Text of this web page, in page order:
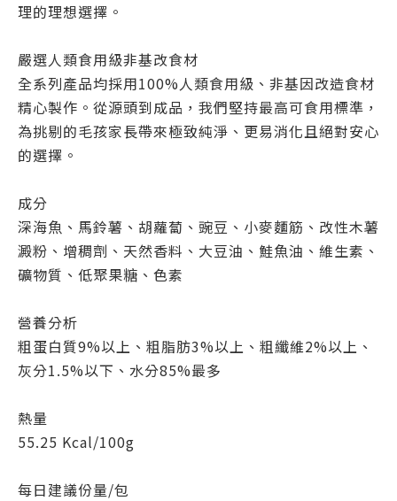
理的理想選擇。
嚴選人類食用級非基改食材
全系列產品均採用100%人類食用級、非基因改造食材
精心製作。從源頭到成品，我們堅持最高可食用標準，
為挑剔的毛孩家長帶來極致純淨、更易消化且絕對安心
的選擇。
成分
深海魚、馬鈴薯、胡蘿蔔、豌豆、小麥麵筋、改性木薯
澱粉、增稠劑、天然香料、大豆油、鮭魚油、維生素、
礦物質、低聚果糖、色素
營養分析
粗蛋白質9%以上、粗脂肪3%以上、粗纖維2%以上、
灰分1.5%以下、水分85%最多
熱量
55.25 Kcal/100g
每日建議份量/包